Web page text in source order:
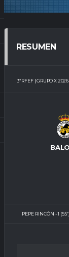
RESUMEN
3ª RFEF | GRUPO X 2026
PEPE RINCÓN - 1 (55')